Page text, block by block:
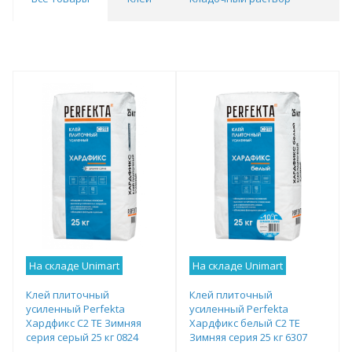
На складе Unimart
Клей плиточный
усиленный Perfekta
Хардфикс C2 ТЕ Зимняя
серия серый 25 кг 0824
На складе Unimart
Клей плиточный
усиленный Perfekta
Хардфикс белый C2 ТЕ
Зимняя серия 25 кг 6307